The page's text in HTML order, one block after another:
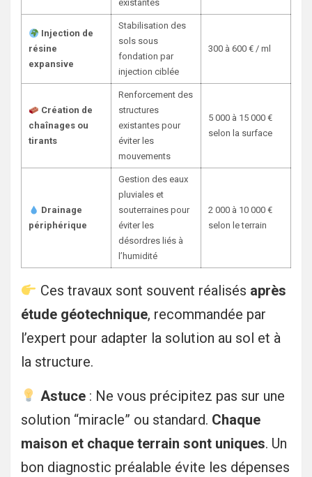
existantes
Injection de
résine
expansive
Stabilisation des
sols sous
fondation par
injection ciblée
300 à 600 € / ml
Création de
chaînages ou
tirants
Renforcement des
structures
existantes pour
éviter les
mouvements
5 000 à 15 000 €
selon la surface
Drainage
périphérique
Gestion des eaux
pluviales et
souterraines pour
éviter les
désordres liés à
l’humidité
2 000 à 10 000 €
selon le terrain
Ces travaux sont souvent réalisés après
étude géotechnique, recommandée par
l’expert pour adapter la solution au sol et à
la structure.
Astuce: Ne vous précipitez pas sur une
solution “miracle” ou standard. Chaque
maison et chaque terrain sont uniques. Un
bon diagnostic préalable évite les dépenses